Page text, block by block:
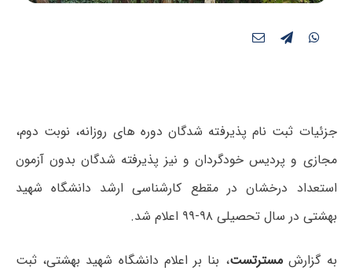
جزئیات ثبت نام پذیرفته شدگان دوره های روزانه، نوبت دوم،
مجازی و پردیس خودگردان و نیز پذیرفته شدگان بدون آزمون
استعداد درخشان در مقطع کارشناسی ارشد دانشگاه شهید
بهشتی در سال تحصیلی ۹۸-۹۹ اعلام شد.
به گزارشمسترتست، بنا بر اعلام دانشگاه شهید بهشتی، ثبت